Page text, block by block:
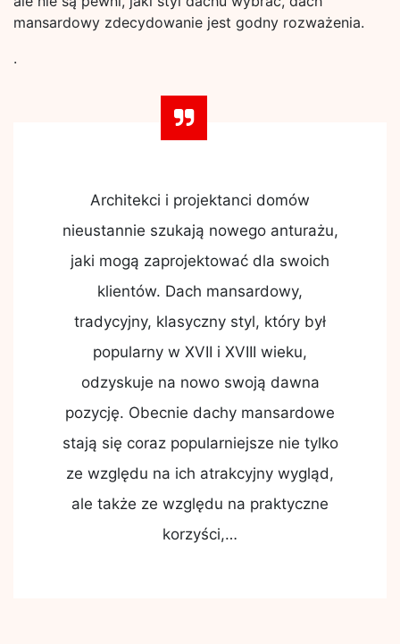
mansardowy zdecydowanie jest godny rozważenia.
.
Architekci i projektanci domów
nieustannie szukają nowego anturażu,
jaki mogą zaprojektować dla swoich
klientów. Dach mansardowy,
tradycyjny, klasyczny styl, który był
popularny w XVII i XVIII wieku,
odzyskuje na nowo swoją dawna
pozycję. Obecnie dachy mansardowe
stają się coraz popularniejsze nie tylko
ze względu na ich atrakcyjny wygląd,
ale także ze względu na praktyczne
korzyści,…